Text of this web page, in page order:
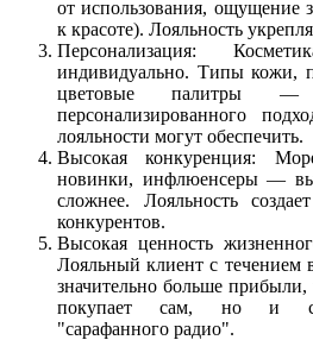
от использования, ощущение
к красоте). Лояльность
Персонализация:
индивидуально. Типы кожи,
цветовые палитры
персонализированного
лояльности могут обеспечить.
Высокая конкуренция:
новинки, инфлюенсеры —
сложнее. Лояльность
конкурентов.
Высокая ценность
Лояльный клиент с течением
значительно больше
покупает сам, но и
"сарафанного радио".